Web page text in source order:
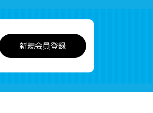
新規会員登録